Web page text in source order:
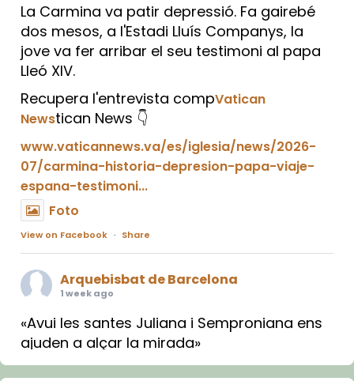
La Carmina va patir depressió. Fa gairebé
dos mesos, a l'Estadi Lluís Companys, la
jove va fer arribar el seu testimoni al papa
Lleó XIV.
Recupera l'entrevista compVatican
Newstican News 👇
www.vaticannews.va/es/iglesia/news/2026-
07/carmina-historia-depresion-papa-viaje-
espana-testimoni...
Foto
View on Facebook · Share
Arquebisbat de Barcelona
1 week ago
«Avui les santes Juliana i Semproniana ens
ajuden a alçar la mirada»
Mons. Sergi Gordo, bisbe de Tortosa, ha